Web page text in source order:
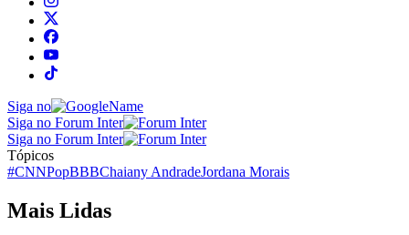
Siga no
Siga no Forum Inter
Siga no Forum Inter
Tópicos
#CNNPopBBBChaiany AndradeJordana Morais
Mais Lidas